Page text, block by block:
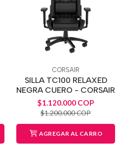
CORSAIR
SILLA TC100 RELAXED
NEGRA CUERO - CORSAIR
$1.120.000 COP
$1.200.000 COP
AGREGAR AL CARRO